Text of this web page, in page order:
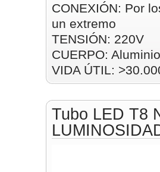
CONEXIÓN: Por
un extremo
TENSIÓN: 220V
CUERPO: Aluminio
VIDA ÚTIL:
Tubo LED T8